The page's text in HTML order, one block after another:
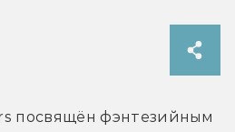
посвящён фэнтезийным